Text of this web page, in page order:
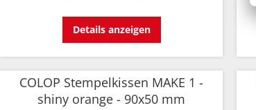
Details anzeigen
COLOP Stempelkissen MAKE 1 -
shiny orange - 90x50 mm